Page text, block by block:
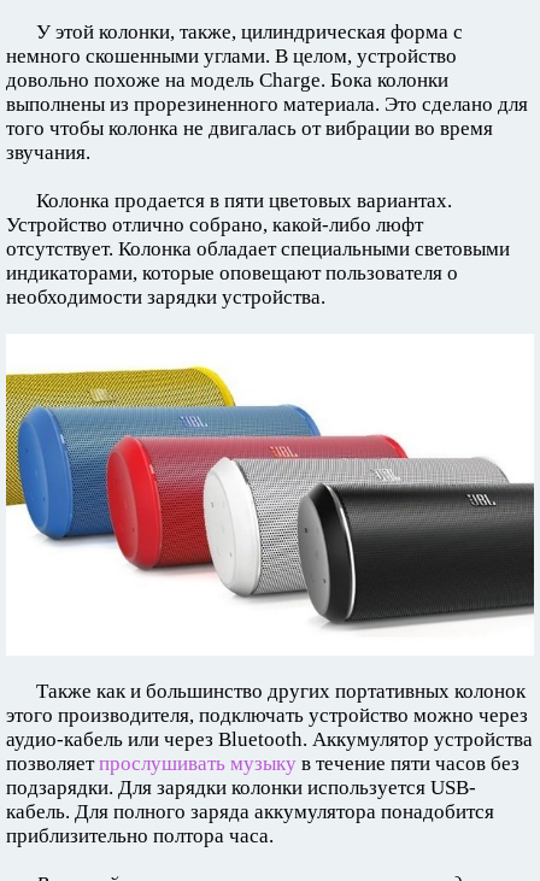
У этой колонки, также, цилиндрическая форма с
немного скошенными углами. В целом, устройство
довольно похоже на модель Charge. Бока колонки
выполнены из прорезиненного материала. Это сделано для
того чтобы колонка не двигалась от вибрации во время
звучания.
Колонка продается в пяти цветовых вариантах.
Устройство отлично собрано, какой-либо люфт
отсутствует. Колонка обладает специальными световыми
индикаторами, которые оповещают пользователя о
необходимости зарядки устройства.
Также как и большинство других портативных колонок
этого производителя, подключать устройство можно через
аудио-кабель или через Bluetooth. Аккумулятор устройства
позволяетпрослушивать музыку в течение пяти часов без
подзарядки. Для зарядки колонки используется USB-
кабель. Для полного заряда аккумулятора понадобится
приблизительно полтора часа.